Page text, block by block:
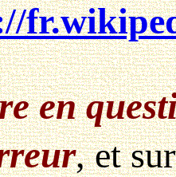
en
, et